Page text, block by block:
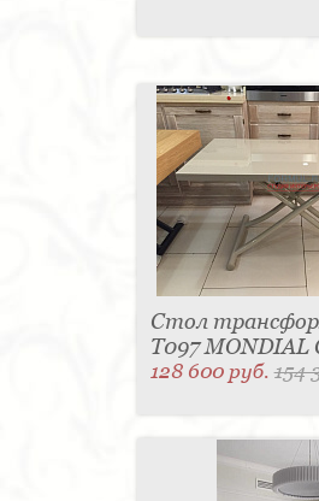
Стол
T097 MONDIAL
128 600 руб.154